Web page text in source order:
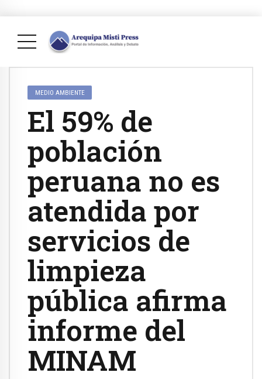
MEDIO AMBIENTE
El 59% de
población
peruana no es
atendida por
servicios de
limpieza
pública afirma
informe del
MINAM